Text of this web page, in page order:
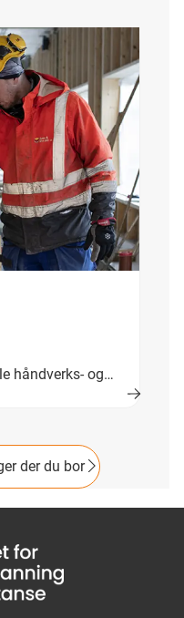
og
der du bor